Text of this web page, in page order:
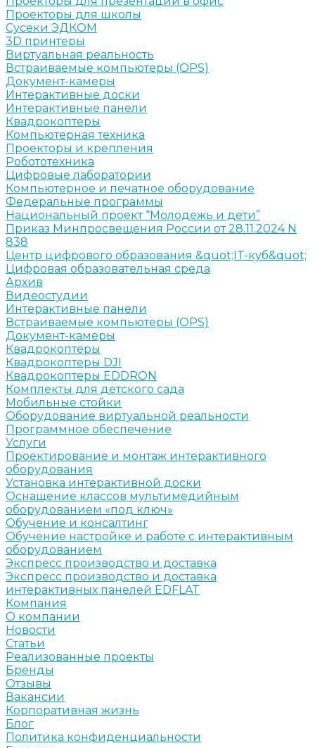
Проекторы для школы
Сусеки ЭДКОМ
3D принтеры
Виртуальная реальность
Встраиваемые компьютеры (OPS)
Документ-камеры
Интерактивные доски
Интерактивные панели
Квадрокоптеры
Компьютерная техника
Проекторы и крепления
Робототехника
Цифровые лаборатории
Компьютерное и печатное оборудование
Федеральные программы
Национальный проект “Молодежь и дети”
Приказ Минпросвещения России от 28.11.2024 N
838
Центр цифрового образования &quot;IT-куб&quot;
Цифровая образовательная среда
Архив
Видеостудии
Интерактивные панели
Встраиваемые компьютеры (OPS)
Документ-камеры
Квадрокоптеры
Квадрокоптеры DJI
Квадрокоптеры EDDRON
Комплекты для детского сада
Мобильные стойки
Оборудование виртуальной реальности
Программное обеспечение
Услуги
Проектирование и монтаж интерактивного
оборудования
Установка интерактивной доски
Оснащение классов мультимедийным
оборудованием «под ключ»
Обучение и консалтинг
Обучение настройке и работе с интерактивным
оборудованием
Экспресс производство и доставка
Экспресс производство и доставка
интерактивных панелей EDFLAT
Компания
О компании
Новости
Статьи
Реализованные проекты
Бренды
Отзывы
Вакансии
Корпоративная жизнь
Блог
Политика конфиденциальности